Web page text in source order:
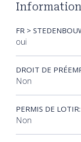
FR >
oui
DROIT DE
Non
PERMIS DE LOTIR:
Non